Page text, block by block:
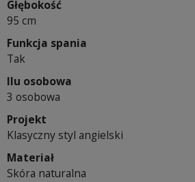
Głębokość
95 cm
Funkcja spania
Tak
Ilu osobowa
3 osobowa
Projekt
Klasyczny styl angielski
Materiał
Skóra naturalna